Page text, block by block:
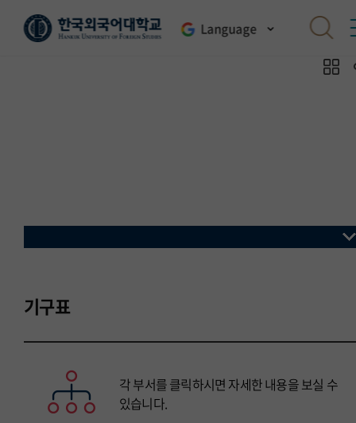
Language
기구표
각 부서를 클릭하시면 자세한 내용을 보실 수
있습니다.